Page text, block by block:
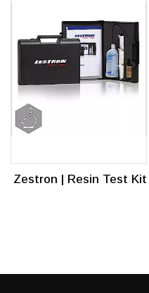
Zestron | Resin Test Kit